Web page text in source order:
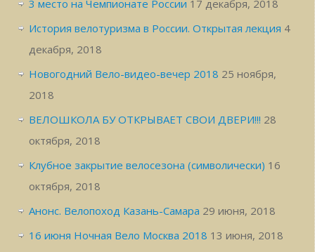
3 место на Чемпионате России 17 декабря, 2018
История велотуризма в России. Открытая лекция 4
декабря, 2018
Новогодний Вело-видео-вечер 2018 25 ноября,
2018
ВЕЛОШКОЛА БУ ОТКРЫВАЕТ СВОИ ДВЕРИ!!! 28
октября, 2018
Клубное закрытие велосезона (символически) 16
октября, 2018
Анонс. Велопоход Казань-Самара 29 июня, 2018
16 июня Ночная Вело Москва 2018 13 июня, 2018